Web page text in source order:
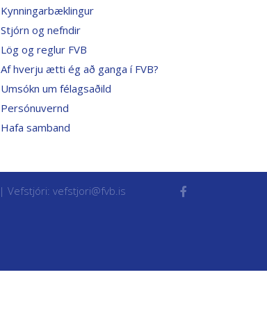
Kynningarbæklingur
Stjórn og nefndir
Lög og reglur FVB
Af hverju ætti ég að ganga í FVB?
Umsókn um félagsaðild
Persónuvernd
Hafa samband
| Vefstjóri: vefstjori@fvb.is